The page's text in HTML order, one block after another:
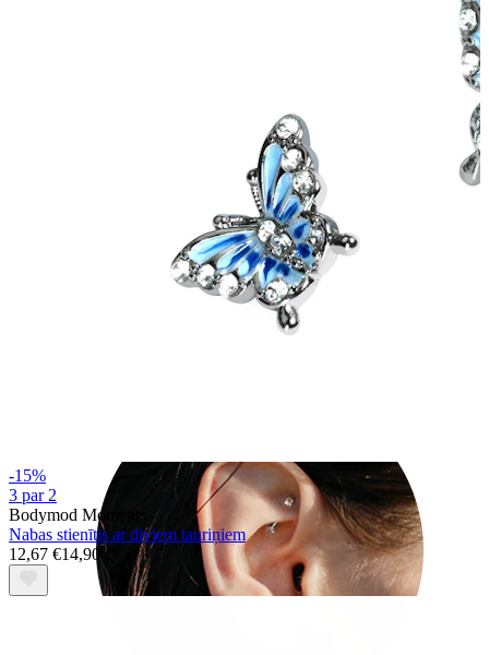
-15%
3 par 2
Bodymod Moments
Nabas stienītis ar diviem tauriņiem
12,67 €14,90 €